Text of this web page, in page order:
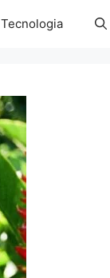
Tecnologia